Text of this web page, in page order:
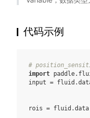
代码示例
#
import
input = fluid .
rois = fluid .data